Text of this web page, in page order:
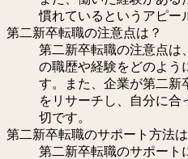
慣れているというアピー
第二新卒転職の注意点は？
第二新卒転職の注意点は
の職歴や経験をどのよう
す。また、企業が第二新
をリサーチし、自分に合
切です。
第二新卒転職のサポート方法は
第二新卒転職のサポート